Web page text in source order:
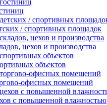
/ спортивных площадок
цехов и производства
объектов
офисных помещений
с повышенной влажностью